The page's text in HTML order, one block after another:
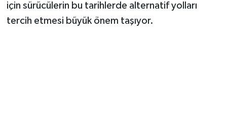
için sürücülerin bu tarihlerde alternatif yolları
tercih etmesi büyük önem taşıyor.